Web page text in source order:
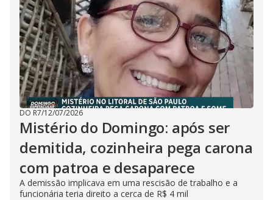
DO R7/12/07/2026
Mistério do Domingo: após ser
demitida, cozinheira pega carona
com patroa e desaparece
A demissão implicava em uma rescisão de trabalho e a
funcionária teria direito a cerca de R$ 4 mil